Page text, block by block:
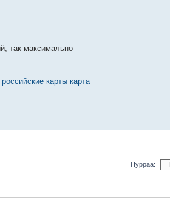
так максимально
карты карта
Hyppää: